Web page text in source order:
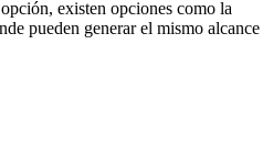
existen opciones como la
pueden generar el mismo alcance